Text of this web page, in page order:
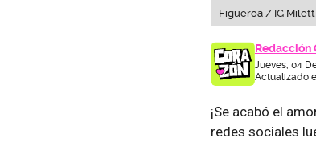
Figueroa / IG
Redacción
Jueves, 04
Actualizado
¡Se acabó el
redes sociales